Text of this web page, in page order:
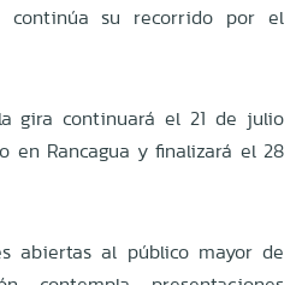
continúa su recorrido por el
gira continuará el 21 de julio
en Rancagua y finalizará el 28
abiertas al público mayor de